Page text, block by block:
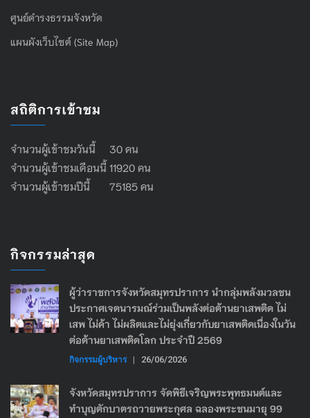
ศูนย์ดำรงธรรมจังหวัด
แผนผังเว็บไซต์ (Site Map)
สถิติการเข้าชม
จำนวนผู้เข้าชมวันนี้ 30 คน
จำนวนผู้เข้าชมเดือนนี้ 11920 คน
จำนวนผู้เข้าชมปีนี้ 75185 คน
กิจกรรมล่าสุด
ผู้ว่าราชการจังหวัดสมุทรปราการ นำกลุ่มพลังมวลชน
ประกาศเจตนารมณ์ร่วมเป็นพลังต่อต้านยาเสพติด ไม่
เสพ ไม่ค้า ไม่ผลิตและไม่ยุ่งเกี่ยวกับยาเสพติดเนื่องในวัน
ต่อต้านยาเสพติดโลก ประจำปี 2569
กิจกรรมผู้บริหาร | 26/06/2026
จังหวัดสมุทรปราการ จัดพิธีเจริญพระพุทธมนต์และ
ทำบุญตักบาตรถวายพระกุศล ฉลองพระชนมายุ 99